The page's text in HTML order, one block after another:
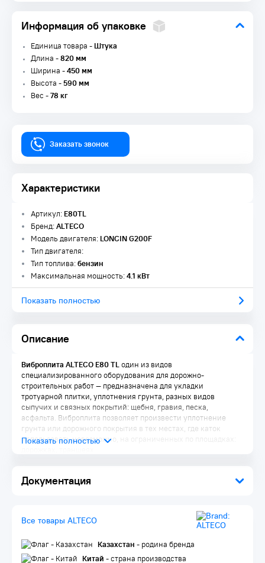
Информация об упаковке
Единица товара -Штука
Длина -820 мм
Ширина -450 мм
Высота -590 мм
Вес -78 кг
Заказать звонок
Характеристики
Описание
Документация
Артикул:E80TL
Бренд:ALTECO
Модель двигателя:LONCIN G200F
Тип двигателя:
Тип топлива:бензин
Максимальная мощность:4.1 кВт
Показать полностью
Виброплита ALTECO E80 TLодин из видов
специализированного оборудования для дорожно-
строительных работ — предназначена для укладки
тротуарной плитки, уплотнения грунта, разных видов
сыпучих и связных покрытий: щебня, гравия, песка,
асфальта. Виброплита позволяет произвести уплотнение
грунта или дорожного покрытия в тех местах, где каток
использовать невозможно, на ограниченных по площадках:
Удобное расположение топливного бака
Хорошая производительность
Применение:
Все товары ALTECO
Казахстан - родина бренда
Китай - страна производства